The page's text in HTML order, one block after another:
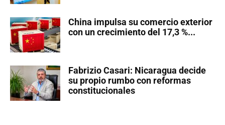
China impulsa su comercio exterior
con un crecimiento del 17,3 %...
Fabrizio Casari: Nicaragua decide
su propio rumbo con reformas
constitucionales